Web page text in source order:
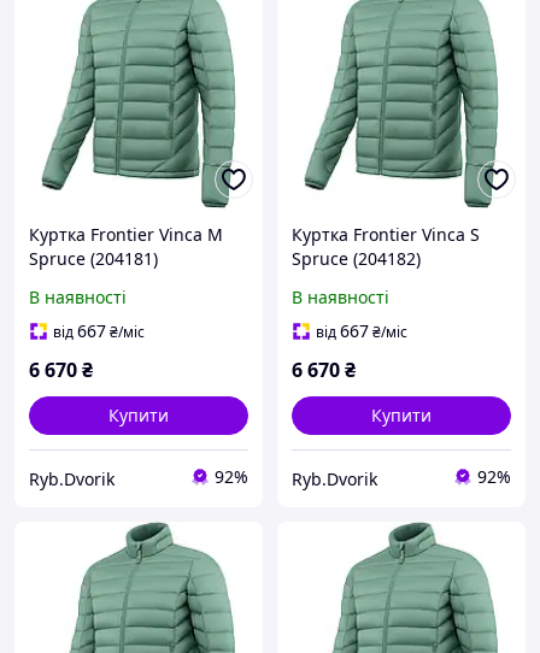
Куртка Frontier Vinca M
Spruce (204181)
В наявності
від667₴/міс
6 670₴
Купити
Ryb.Dvorik 92%
Куртка Frontier Vinca S
Spruce (204182)
В наявності
від667₴/міс
6 670₴
Купити
Ryb.Dvorik 92%